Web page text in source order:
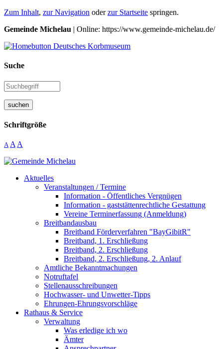
Zum Inhalt, zur Navigation oderzur Startseite springen.
Gemeinde Michelau | Online: https://www.gemeinde-michelau.de/
Suche
suchen
Schriftgröße
A A A
Aktuelles
Veranstaltungen / Termine
Information - Öffentliches Vergnügen
Information - gaststättenrechtliche Gestattung
Vereine Terminerfassung (Anmeldung)
Breitbandausbau
Breitband Förderverfahren "BayGibitR"
Breitband, 1. Erschließung
Breitband, 2. Erschließung
Breitband, 2. Erschließung, 2. Anlauf
Amtliche Bekanntmachungen
Notruftafel
Stellenausschreibungen
Hochwasser- und Unwetter-Tipps
Ehrungen-Ehrungsvorschläge
Rathaus & Service
Verwaltung
Was erledige ich wo
Ämter